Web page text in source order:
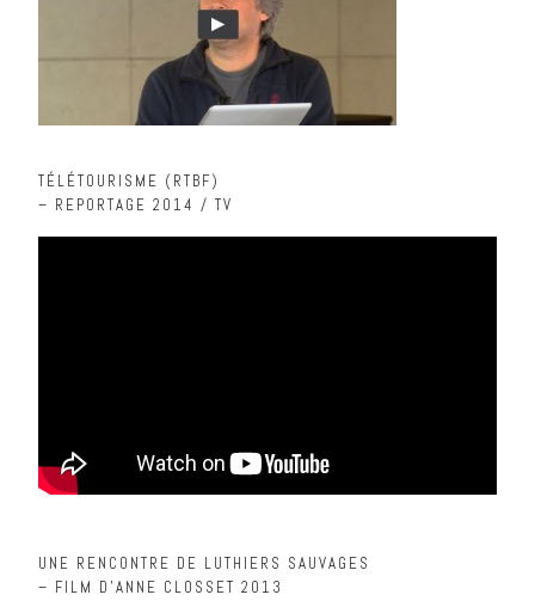
TÉLÉTOURISME (RTBF)
– REPORTAGE 2014 / TV
UNE RENCONTRE DE LUTHIERS SAUVAGES
– FILM D’ANNE CLOSSET 2013